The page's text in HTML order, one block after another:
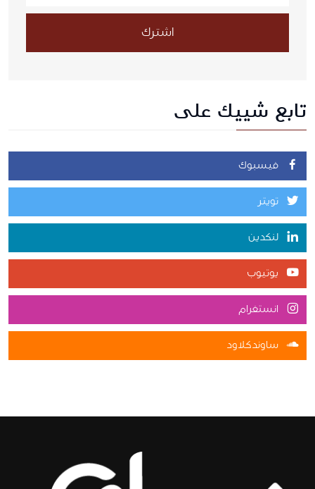
اشترك
تابع شييك على
فيسبوك
تويتر
لنكدين
يوتيوب
انستغرام
ساوندكلاود